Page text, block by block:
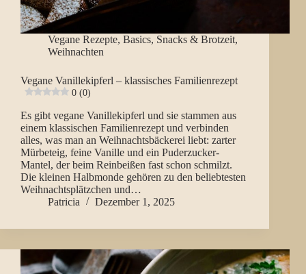
Vegane Rezepte, Basics, Snacks & Brotzeit,
Weihnachten
Vegane Vanillekipferl – klassisches Familienrezept
0 (0)
Es gibt vegane Vanillekipferl und sie stammen aus
einem klassischen Familienrezept und verbinden
alles, was man an Weihnachtsbäckerei liebt: zarter
Mürbeteig, feine Vanille und ein Puderzucker-
Mantel, der beim Reinbeißen fast schon schmilzt.
Die kleinen Halbmonde gehören zu den beliebtesten
Weihnachtsplätzchen und…
Patricia
Dezember 1, 2025